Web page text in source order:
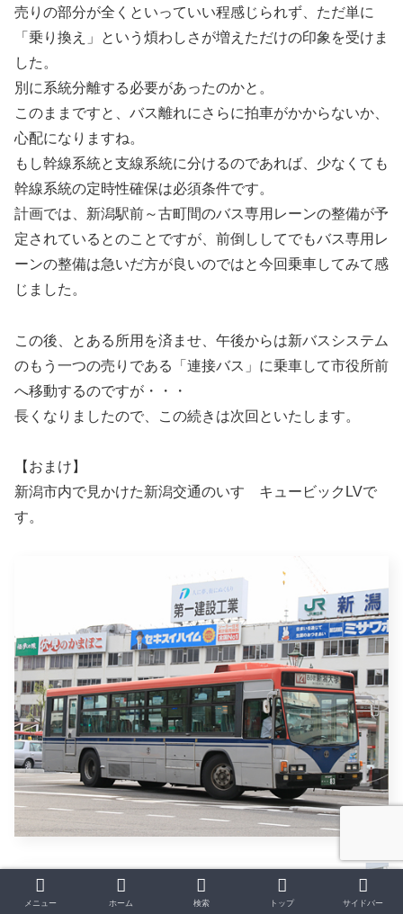
売りの部分が全くといっていい程感じられず、ただ単に
「乗り換え」という煩わしさが増えただけの印象を受けま
した。
別に系統分離する必要があったのかと。
このままですと、バス離れにさらに拍車がかからないか、
心配になりますね。
もし幹線系統と支線系統に分けるのであれば、少なくても
幹線系統の定時性確保は必須条件です。
計画では、新潟駅前～古町間のバス専用レーンの整備が予
定されているとのことですが、前倒ししてでもバス専用レ
ーンの整備は急いだ方が良いのではと今回乗車してみて感
じました。
この後、とある所用を済ませ、午後からは新バスシステム
のもう一つの売りである「連接バス」に乗車して市役所前
へ移動するのですが・・・
長くなりましたので、この続きは次回といたします。
【おまけ】
新潟市内で見かけた新潟交通のいすゞキュービックLVで
す。
メニュー ホーム 検索 トップ サイドバー